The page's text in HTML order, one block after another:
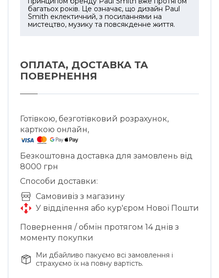
багатьох років. Це означає, що дизайн Paul
Smith еклектичний, з посиланнями на
мистецтво, музику та повсякденне життя.
ОПЛАТА, ДОСТАВКА ТА
ПОВЕРНЕННЯ
Готівкою, безготівковий розрахунок,
карткою онлайн,
Безкоштовна доставка для замовлень від
8000 грн
Способи доставки:
Cамовивіз з магазину
У відділення або кур'єром Нової Пошти
Повернення / обмін протягом 14 днів з
моменту покупки
Ми дбайливо пакуємо всі замовлення і
страхуємо їх на повну вартість.